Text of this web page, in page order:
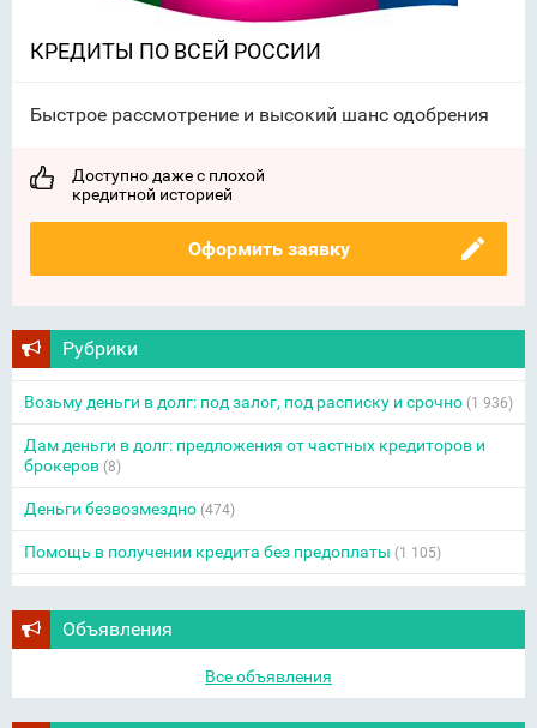
КРЕДИТЫ ПО ВСЕЙ РОССИИ
Быстрое рассмотрение и высокий шанс одобрения
Доступно даже с плохой
кредитной историей
Оформить заявку
Рубрики
Возьму деньги в долг: под залог, под расписку и срочно (1 936)
Дам деньги в долг: предложения от частных кредиторов и
брокеров (8)
Деньги безвозмездно (474)
Помощь в получении кредита без предоплаты (1 105)
Объявления
Все объявления